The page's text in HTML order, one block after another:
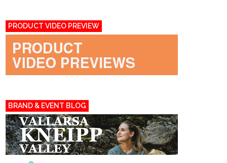
PRODUCT VIDEO PREVIEW
BRAND & EVENT BLOG